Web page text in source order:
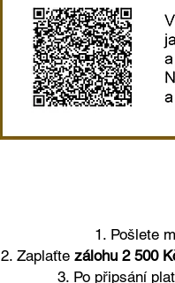
1. Pošlete
2. Zaplaťtezálohu 2 500
3. Po připsání